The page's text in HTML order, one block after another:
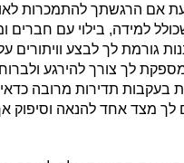
אם הרגשתך להתמכרות
למידה, בילוי עם
גורמת לך לבצע וויתורים
לך צורך להירגע
בעקבות תדירות מרובה
מצד אחד להנאה וסיפוק